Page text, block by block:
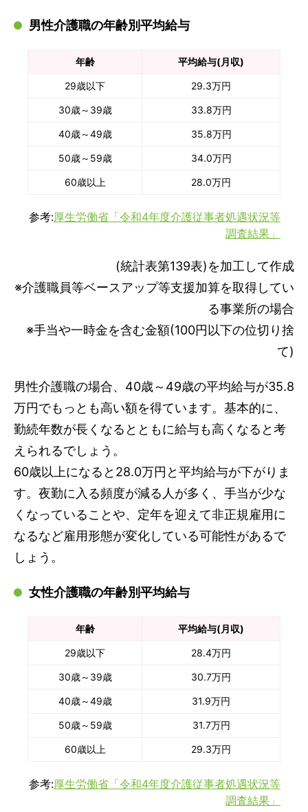
男性介護職の年齢別平均給与
年齢 平均給与(月収)
29歳以下 29.3万円
30歳～39歳 33.8万円
40歳～49歳 35.8万円
50歳～59歳 34.0万円
60歳以上 28.0万円
参考:厚生労働省「令和4年度介護従事者処遇状況等
調査結果」
(統計表第139表)を加工して作成
※介護職員等ベースアップ等支援加算を取得してい
る事業所の場合
※手当や一時金を含む金額(100円以下の位切り捨
て)
男性介護職の場合、40歳～49歳の平均給与が35.8
万円でもっとも高い額を得ています。基本的に、
勤続年数が長くなるとともに給与も高くなると考
えられるでしょう。
60歳以上になると28.0万円と平均給与が下がりま
す。夜勤に入る頻度が減る人が多く、手当が少な
くなっていることや、定年を迎えて非正規雇用に
なるなど雇用形態が変化している可能性があるで
しょう。
女性介護職の年齢別平均給与
年齢 平均給与(月収)
29歳以下 28.4万円
30歳～39歳 30.7万円
40歳～49歳 31.9万円
50歳～59歳 31.7万円
60歳以上 29.3万円
参考:厚生労働省「令和4年度介護従事者処遇状況等
調査結果」